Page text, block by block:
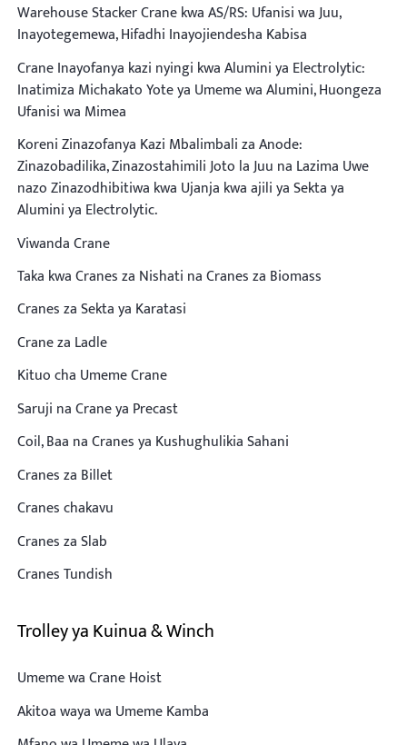
Warehouse Stacker Crane kwa AS/RS: Ufanisi wa Juu,
Inayotegemewa, Hifadhi Inayojiendesha Kabisa
Crane Inayofanya kazi nyingi kwa Alumini ya Electrolytic:
Inatimiza Michakato Yote ya Umeme wa Alumini, Huongeza
Ufanisi wa Mimea
Koreni Zinazofanya Kazi Mbalimbali za Anode:
Zinazobadilika, Zinazostahimili Joto la Juu na Lazima Uwe
nazo Zinazodhibitiwa kwa Ujanja kwa ajili ya Sekta ya
Alumini ya Electrolytic.
Viwanda Crane
Taka kwa Cranes za Nishati na Cranes za Biomass
Cranes za Sekta ya Karatasi
Crane za Ladle
Kituo cha Umeme Crane
Saruji na Crane ya Precast
Coil, Baa na Cranes ya Kushughulikia Sahani
Cranes za Billet
Cranes chakavu
Cranes za Slab
Cranes Tundish
Trolley ya Kuinua & Winch
Umeme wa Crane Hoist
Akitoa waya wa Umeme Kamba